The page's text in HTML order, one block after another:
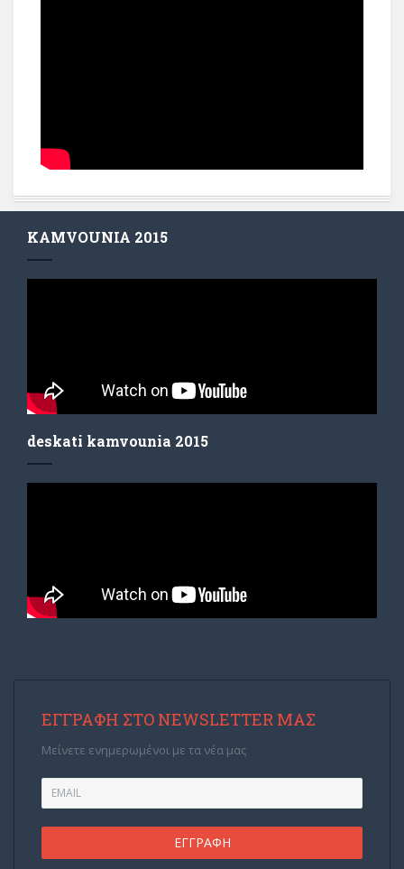
KAMVOUNIA 2015
deskati kamvounia 2015
ΕΓΓΡΑΦΉ ΣΤΟ NEWSLETTER ΜΑΣ
Μείνετε ενημερωμένοι με τα νέα μας